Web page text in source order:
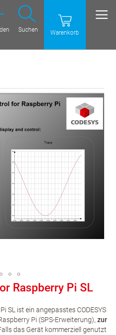
Warenkorb
Suchen
Raspberry Pi SL
SL ist ein angepasstes CODESYS
Pi (SPS-Erweiterung), zur
Falls das Gerät kommerziell genutzt